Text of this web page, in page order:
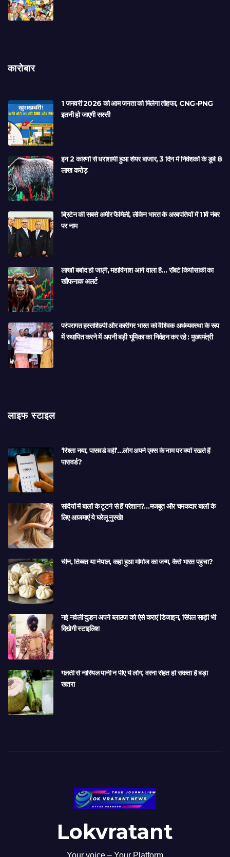
कारोबार
1 जनवरी 2026 को आम जनता को मिलेगा तोहफा, CNG-PNG
इतनी हो जाएगी सस्ती
इन 2 कारणों से धराशायी हुआ शेयर बाजार, 3 दिन में निवेशकों के डूबे 8
लाख करोड़
ब्रिटेन की सबसे अमीर फैमिली, लेकिन भारत के अरबपतियों में 11वें नंबर
पर नाम
लाखों बर्बाद हो जाएंगे, महाविनाश आने वाला है… रॉबर्ट कियोसाकी का
खौफनाक अलर्ट
परंपरागत हस्तशिल्पी और कारीगर भारत को वैश्विक अर्थव्यवस्था के रूप
में स्थापित करने में अपनी बड़ी भूमिका का निर्वहन कर रहे : मुख्यमंत्री
लाइफ स्टाइल
‘रिश्ता नया, पासवर्ड वही’…लोग अपने एक्स के नाम पर क्यों रखते हैं
पासवर्ड?
सर्दियों में बालों के टूटने से हैं परेशान?…मजबूत और चमकदार बालों के
लिए आजमाएं ये घरेलू नुस्खे!
चीन, तिब्बत या नेपाल, कहां हुआ मोमोज का जन्म, कैसे भारत पहुंचा?
नई नवेली दुल्हन अपने ब्लाउज को ऐसे कराएं डिजाइन, सिंपल साड़ी भी
दिखेगी स्टाइलिश
गलती से नारियल पानी न पीएं ये लोग, वरना सेहत हो सकता है बड़ा
खतरा
Lokvratant